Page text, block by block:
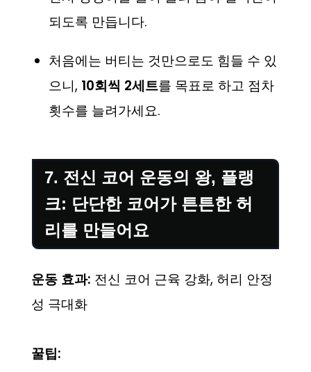
되도록 만듭니다.
처음에는 버티는 것만으로도 힘들 수 있
으니, 10회씩 2세트를 목표로 하고 점차
횟수를 늘려가세요.
7. 전신 코어 운동의 왕, 플랭
크: 단단한 코어가 튼튼한 허
리를 만들어요
운동 효과: 전신 코어 근육 강화, 허리 안정
성 극대화
꿀팁: